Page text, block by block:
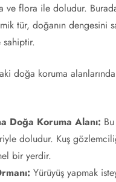
ve flora ile doludur.
tür, doğanın dengesini
sahiptir.
doğa koruma
Doğa Koruma Alanı:
doludur. Kuş
bir yerdir.
Yürüyüş yapmak